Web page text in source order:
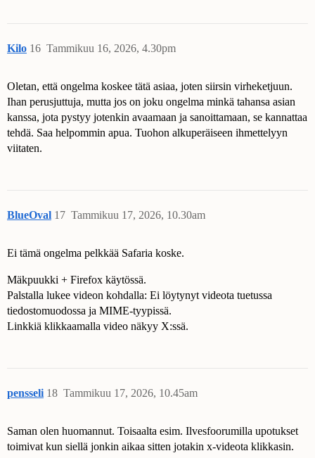
Kilo Tammikuu 16, 2026, 4.30pm
16
Oletan, että ongelma koskee tätä asiaa, joten siirsin virheketjuun.
Ihan perusjuttuja, mutta jos on joku ongelma minkä tahansa asian
kanssa, jota pystyy jotenkin avaamaan ja sanoittamaan, se kannattaa
tehdä. Saa helpommin apua. Tuohon alkuperäiseen ihmettelyyn
viitaten.
BlueOval Tammikuu 17, 2026, 10.30am
17
Ei tämä ongelma pelkkää Safaria koske.
Mäkpuukki + Firefox käytössä.
Palstalla lukee videon kohdalla: Ei löytynyt videota tuetussa
tiedostomuodossa ja MIME-tyypissä.
Linkkiä klikkaamalla video näkyy X:ssä.
pensseli Tammikuu 17, 2026, 10.45am
18
Saman olen huomannut. Toisaalta esim. Ilvesfoorumilla upotukset
toimivat kun siellä jonkin aikaa sitten jotakin x-videota klikkasin.